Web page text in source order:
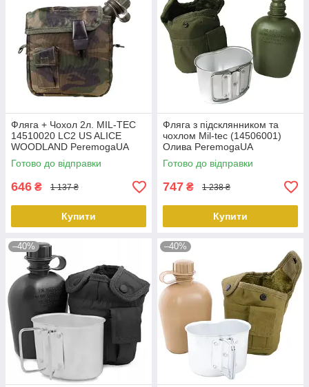
Фляга + Чохол 2л. MIL-TEC
14510020 LC2 US ALICE
WOODLAND PeremogaUA
Готово до відправки
646 ₴ 1 137 ₴
Купити
Фляга з підсклянником та
чохлом Mil-tec (14506001)
Олива PeremogaUA
Готово до відправки
747 ₴ 1 238 ₴
Купити
–40% –40%